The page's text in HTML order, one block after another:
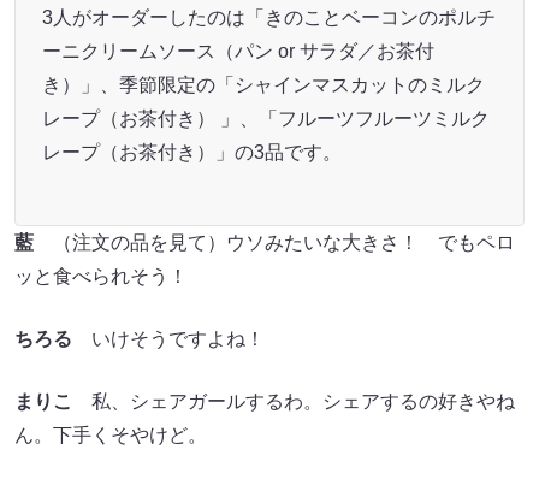
3人がオーダーしたのは「きのことベーコンのポルチ
ーニクリームソース（パン or サラダ／お茶付
き）」、季節限定の「シャインマスカットのミルク
レープ（お茶付き） 」、「フルーツフルーツミルク
レープ（お茶付き）」の3品です。
藍 （注文の品を見て）ウソみたいな大きさ！ でもペロ
ッと食べられそう！
ちろる いけそうですよね！
まりこ
私、シェアガールするわ。シェアするの好きやね
ん。下手くそやけど。